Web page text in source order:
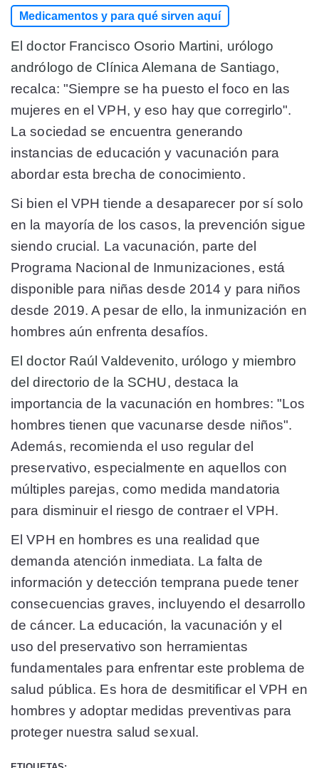
Medicamentos y para qué sirven aquí
El doctor Francisco Osorio Martini, urólogo
andrólogo de Clínica Alemana de Santiago,
recalca: "Siempre se ha puesto el foco en las
mujeres en el VPH, y eso hay que corregirlo".
La sociedad se encuentra generando
instancias de educación y vacunación para
abordar esta brecha de conocimiento.
Si bien el VPH tiende a desaparecer por sí solo
en la mayoría de los casos, la prevención sigue
siendo crucial. La vacunación, parte del
Programa Nacional de Inmunizaciones, está
disponible para niñas desde 2014 y para niños
desde 2019. A pesar de ello, la inmunización en
hombres aún enfrenta desafíos.
El doctor Raúl Valdevenito, urólogo y miembro
del directorio de la SCHU, destaca la
importancia de la vacunación en hombres: "Los
hombres tienen que vacunarse desde niños".
Además, recomienda el uso regular del
preservativo, especialmente en aquellos con
múltiples parejas, como medida mandatoria
para disminuir el riesgo de contraer el VPH.
El VPH en hombres es una realidad que
demanda atención inmediata. La falta de
información y detección temprana puede tener
consecuencias graves, incluyendo el desarrollo
de cáncer. La educación, la vacunación y el
uso del preservativo son herramientas
fundamentales para enfrentar este problema de
salud pública. Es hora de desmitificar el VPH en
hombres y adoptar medidas preventivas para
proteger nuestra salud sexual.